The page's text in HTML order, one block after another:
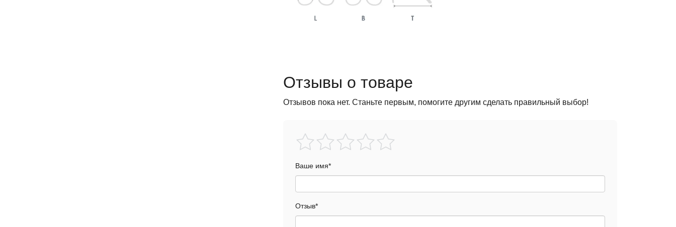
Отзывы о товаре
Отзывов пока нет. Станьте первым, помогите другим сделать правильный выбор!
Ваше имя*
Отзыв*